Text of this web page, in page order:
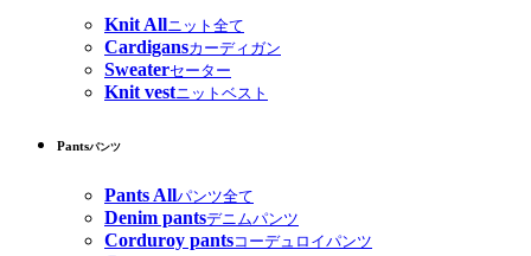
Knit Allニット全て
Cardigansカーディガン
Sweaterセーター
Knit vestニットベスト
Pantsパンツ
Pants Allパンツ全て
Denim pantsデニムパンツ
Corduroy pantsコーデュロイパンツ